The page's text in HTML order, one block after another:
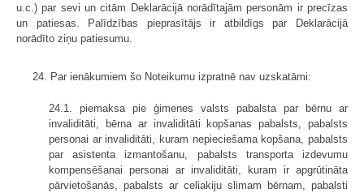
u.c.) par sevi un citām Deklarācijā norādītajām personām ir precīzas
un patiesas. Palīdzības pieprasītājs ir atbildīgs par Deklarācijā
norādīto ziņu patiesumu.
24. Par ienākumiem šo Noteikumu izpratnē nav uzskatāmi:
24.1. piemaksa pie ģimenes valsts pabalsta par bērnu ar
invaliditāti, bērna ar invaliditāti kopšanas pabalsts, pabalsts
personai ar invaliditāti, kuram nepieciešama kopšana, pabalsts
par asistenta izmantošanu, pabalsts transporta izdevumu
kompensēšanai personai ar invaliditāti, kuram ir apgrūtināta
pārvietošanās, pabalsts ar celiakiju slimam bērnam, pabalsti